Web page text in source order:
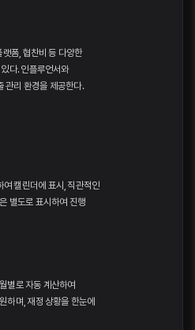
폼, 협찬비 등 다양한
다. 인플루언서와
관리 환경을 제공한다.
캘린더에 표시, 직관적인
별도로 표시하여 진행
별로 자동 계산하여
하며, 재정 상황을 한눈에